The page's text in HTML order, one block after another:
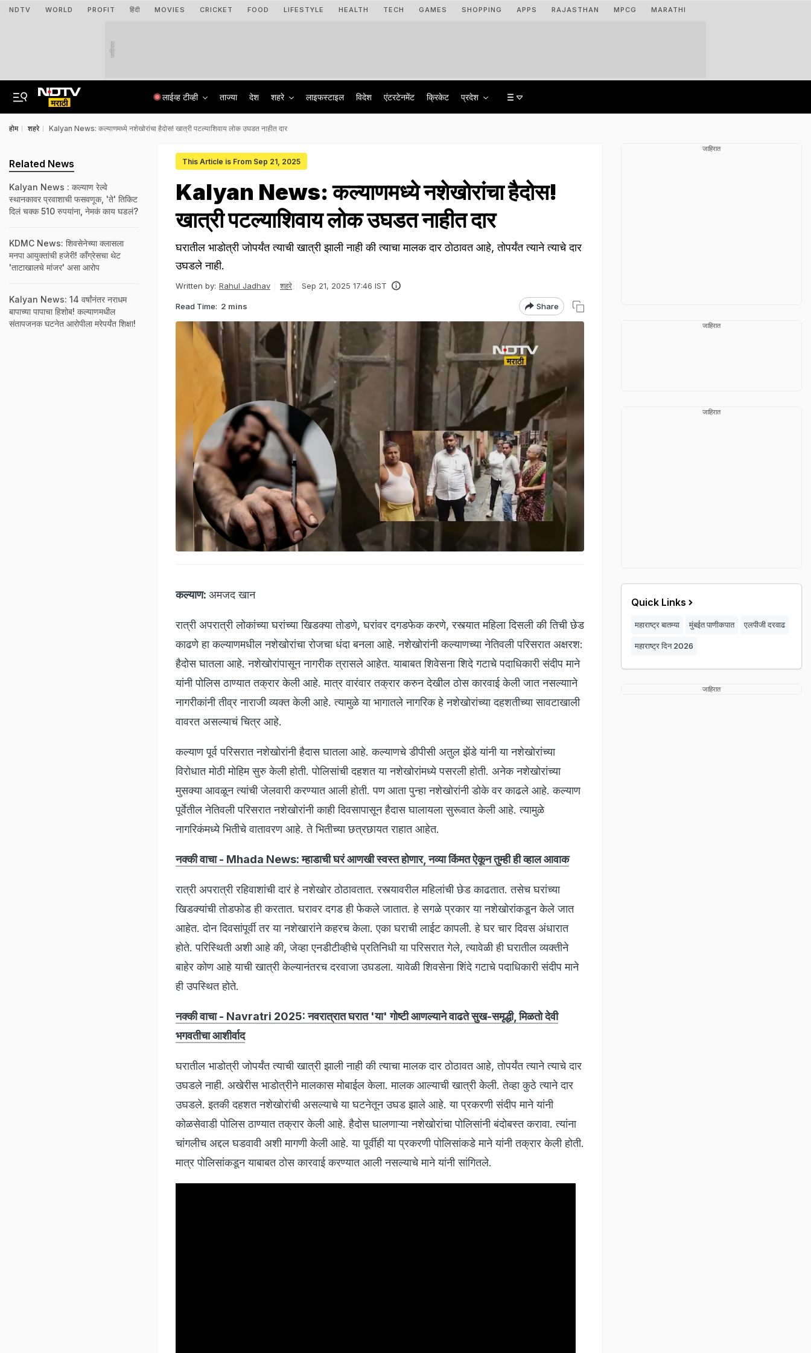
NDTV WORLD PROFIT हिंदी MOVIES CRICKET FOOD LIFESTYLE HEALTH TECH GAMES SHOPPING APPS RAJASTHAN MPCG MARATHI
जाहिरात
लाईव्ह टीव्ही ताज्या देश शहरे लाइफस्टाइल विदेश एंटरटेनमेंट क्रिकेट प्रदेश
होम शहरे Kalyan News: कल्याणमध्ये नशेखोरांचा हैदोस! खात्री पटल्याशिवाय लोक उघडत नाहीत दार
This Article is From Sep 21, 2025
Kalyan News: कल्याणमध्ये नशेखोरांचा हैदोस!
खात्री पटल्याशिवाय लोक उघडत नाहीत दार
घरातील भाडोत्री जोपर्यंत त्याची खात्री झाली नाही की त्याचा मालक दार ठोठावत आहे, तोपर्यंत त्याने त्याचे दार
उघडले नाही.
Written by: Rahul Jadhav शहरे Sep 21, 2025 17:46 IST
Read Time: 2 mins Share
कल्याण: अमजद खान
रात्री अपरात्री लोकांच्या घरांच्या खिडक्या तोडणे, घरांवर दगडफेक करणे, रस्त्यात महिला दिसली की तिची छेड
काढणे हा कल्याणमधील नशेखोरांचा रोजचा धंदा बनला आहे. नशेखोरांनी कल्याणच्या नेतिवली परिसरात अक्षरश:
हैदोस घातला आहे. नशेखोरांपासून नागरीक त्रासले आहेत. याबाबत शिवेसना शिदे गटाचे पदाधिकारी संदीप माने
यांनी पोलिस ठाण्यात तक्रार केली आहे. मात्र वारंवार तक्रार करुन देखील ठोस कारवाई केली जात नसल्यााने
नागरीकांनी तीव्र नाराजी व्यक्त केली आहे. त्यामुळे या भागातले नागरिक हे नशेखोरांच्या दहशतीच्या सावटाखाली
वावरत असल्याचं चित्र आहे.
कल्याण पूर्व परिसरात नशेखोरांनी हैदास घातला आहे. कल्याणचे डीपीसी अतुल झेंडे यांनी या नशेखोरांच्या
विरोधात मोठी मोहिम सुरु केली होती. पोलिसांची दहशत या नशेखोरांमध्ये पसरली होती. अनेक नशेखोरांच्या
मुसक्या आवळून त्यांची जेलवारी करण्यात आली होती. पण आता पुन्हा नशेखोरांनी डोके वर काढले आहे. कल्याण
पूर्वेतील नेतिवली परिसरात नशेखोरांनी काही दिवसापासून हैदास घालायला सुरूवात केली आहे. त्यामुळे
नागरिकंमध्ये भितीचे वातावरण आहे. ते भितीच्या छत्रछायत राहात आहेत.
नक्की वाचा - Mhada News: म्हाडाची घरं आणखी स्वस्त होणार, नव्या किंमत ऐकून तुम्ही ही व्हाल आवाक
रात्री अपरात्री रहिवाशांची दारं हे नशेखोर ठोठावतात. रस्त्यावरील महिलांची छेड काढतात. तसेच घरांच्या
खिडक्यांची तोडफोड ही करतात. घरावर दगड ही फेकले जातात. हे सगळे प्रकार या नशेखोरांकडून केले जात
आहेत. दोन दिवसांपूर्वी तर या नशेखारांने कहरच केला. एका घराची लाईट कापली. हे घर चार दिवस अंधारात
होते. परिस्थिती अशी आहे की, जेव्हा एनडीटीव्हीचे प्रतिनिधी या परिसरात गेले, त्यावेळी ही घरातील व्यक्तीने
बाहेर कोण आहे याची खात्री केल्यानंतरच दरवाजा उघडला. यावेळी शिवसेना शिंदे गटाचे पदाधिकारी संदीप माने
ही उपस्थित होते.
नक्की वाचा - Navratri 2025: नवरात्रात घरात 'या' गोष्टी आणल्याने वाढते सुख-समृद्धी, मिळतो देवी
भगवतीचा आशीर्वाद
घरातील भाडोत्री जोपर्यंत त्याची खात्री झाली नाही की त्याचा मालक दार ठोठावत आहे, तोपर्यंत त्याने त्याचे दार
उघडले नाही. अखेरीस भाडोत्रीने मालकास मोबाईल केला. मालक आल्याची खात्री केली. तेव्हा कुठे त्याने दार
उघडले. इतकी दहशत नशेखोरांची असल्याचे या घटनेतून उघड झाले आहे. या प्रकरणी संदीप माने यांनी
कोळसेवाडी पोलिस ठाण्यात तक्रार केली आहे. हैदोस घालणाऱ्या नशेखोरांचा पोलिसांनी बंदोबस्त करावा. त्यांना
चांगलीच अद्दल घडवावी अशी मागणी केली आहे. या पूर्वीही या प्रकरणी पोलिसांकडे माने यांनी तक्रार केली होती.
मात्र पोलिसांकडून याबाबत ठोस कारवाई करण्यात आली नसल्याचे माने यांनी सांगितले.
Related News
Kalyan News : कल्याण रेल्वे
स्थानकावर प्रवाशाची फसवणूक, 'ते' तिकिट
दिलं चक्क 510 रुपयांना, नेमकं काय घडलं?
KDMC News: शिवसेनेच्या क्लासला
मनपा आयुक्तांची हजेरी! काँग्रेसचा थेट
'ताटाखालचे मांजर' असा आरोप
Kalyan News: 14 वर्षांनंतर नराधम
बापाच्या पापाचा हिशोब! कल्याणमधील
संतापजनक घटनेत आरोपीला मरेपर्यंत शिक्षा!
जाहिरात
जाहिरात
जाहिरात
Quick Links
महाराष्ट्र बातम्या मुंबईत पाणीकपात एलपीजी दरवाढ
महाराष्ट्र दिन 2026
जाहिरात